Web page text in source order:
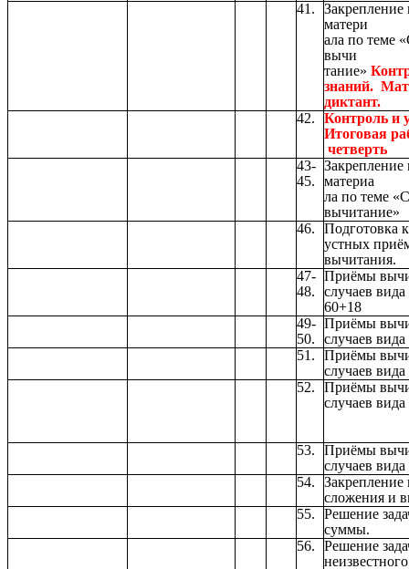
41.
матери
ала по теме
вычи
тание»
знаний.
диктант.
42.
Контроль и
Итоговая
четверть
43-
45.
материа
ла по теме
вычитание»
46.
Подготовка
устных
вычитания.
47-
48.
Приёмы
случаев
60+18
49-
50.
Приёмы
случаев
51.
Приёмы
случаев
52.
Приёмы
случаев
53.
Приёмы
случаев
54.
сложения и
55.
Решение
суммы.
56.
Решение